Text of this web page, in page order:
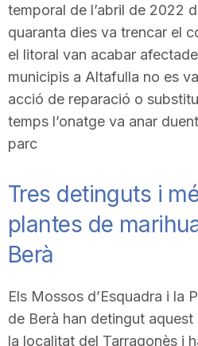
temporal de l’abril de 2022
quaranta dies va trencar el
el litoral van acabar
municipis a Altafulla no es
acció de reparació o
temps l’onatge va anar
parc
Tres detinguts i
plantes de
Berà
Els Mossos d’Esquadra i la
de Berà han detingut
la localitat del Tarragonès i